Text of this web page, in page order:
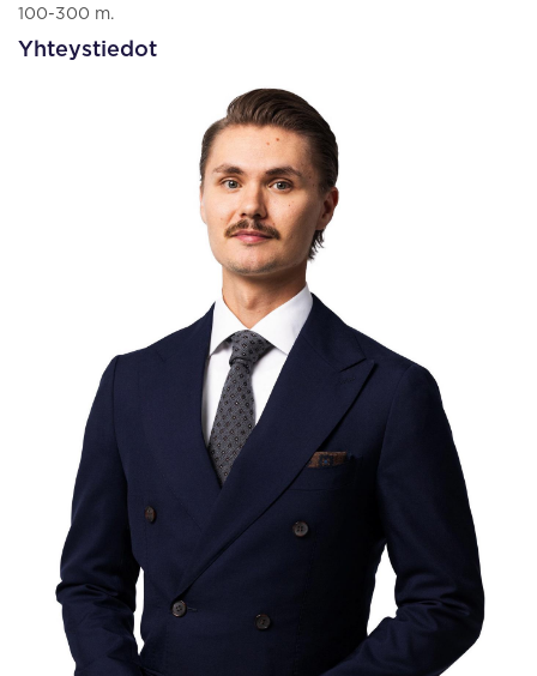
100-300 m.
Yhteystiedot